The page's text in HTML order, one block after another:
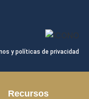
y políticas de privacidad
Recursos